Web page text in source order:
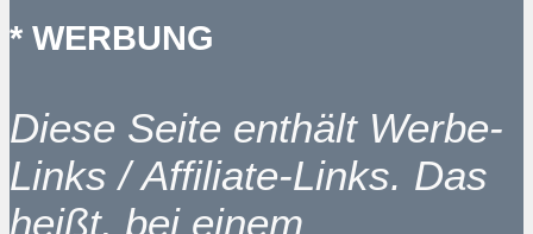
* WERBUNG
Diese Seite enthält Werbe-
Links / Affiliate-Links. Das
heißt, bei einem